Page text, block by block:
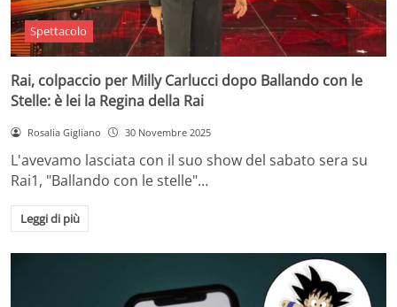
Spettacolo
Rai, colpaccio per Milly Carlucci dopo Ballando con le
Stelle: è lei la Regina della Rai
Rosalia Gigliano 30 Novembre 2025
L'avevamo lasciata con il suo show del sabato sera su
Rai1, "Ballando con le stelle"…
Leggi di più